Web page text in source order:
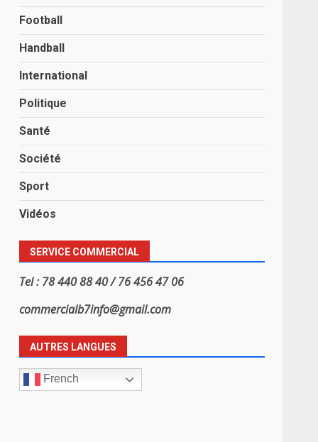
Football
Handball
International
Politique
Santé
Société
Sport
Vidéos
SERVICE COMMERCIAL
Tel : 78 440 88 40 / 76 456 47 06
commercialb7info@gmail.com
AUTRES LANGUES
French